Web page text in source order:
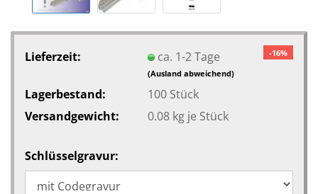
-16%
Lieferzeit: ca. 1-2 Tage
(Ausland abweichend)
Lagerbestand: 100 Stück
Versandgewicht:
0.08kg je Stück
Schlüsselgravur: